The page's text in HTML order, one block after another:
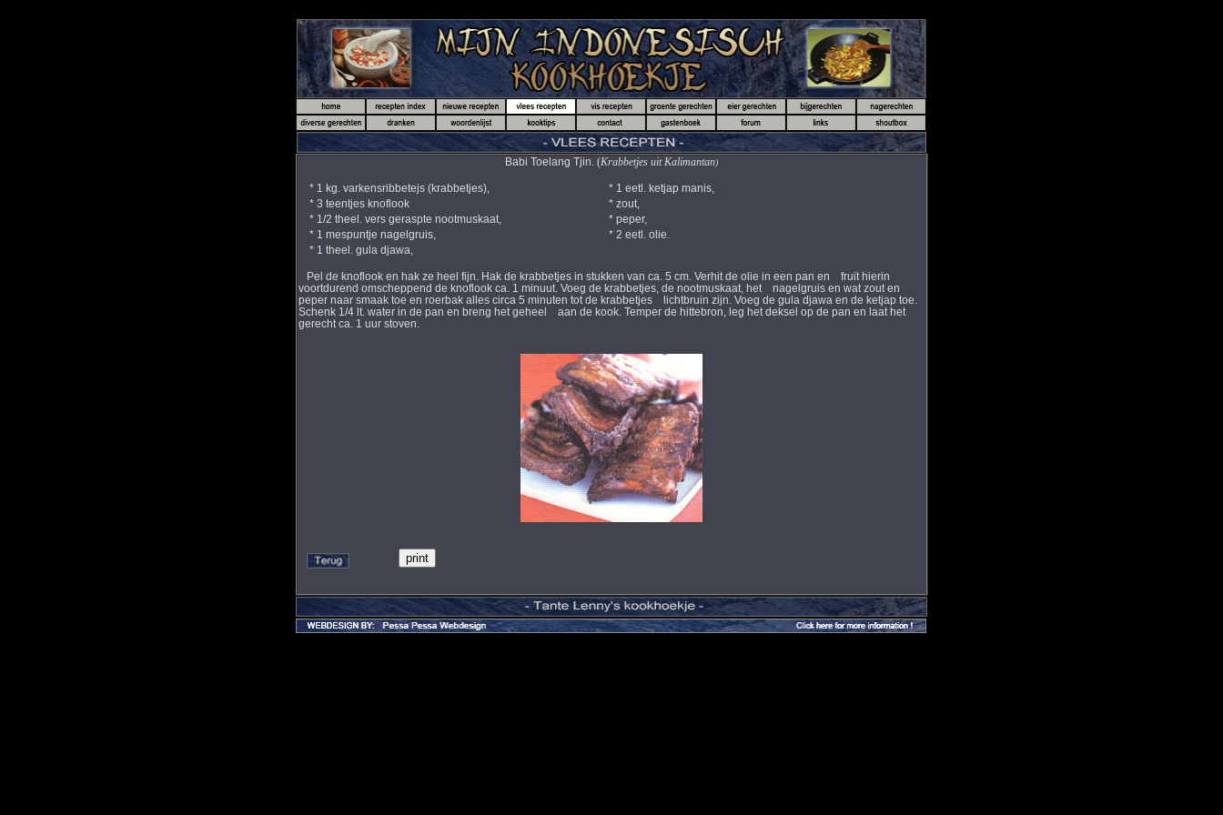
Babi Toelang Tjin. (Krabbetjes uit Kalimantan)
* 1 kg. varkensribbetejs (krabbetjes),
* 1 eetl. ketjap manis,
* 3 teentjes knoflook
* zout,
* 1/2 theel. vers geraspte nootmuskaat,
* peper,
* 1 mespuntje nagelgruis,
* 2 eetl. olie.
* 1 theel. gula djawa,
Pel de knoflook en hak ze heel fijn. Hak de krabbetjes in stukken van ca. 5 cm. Verhit de olie in een pan en fruit hierin
voortdurend omscheppend de knoflook ca. 1 minuut. Voeg de krabbetjes, de nootmuskaat, het nagelgruis en wat zout en
peper naar smaak toe en roerbak alles circa 5 minuten tot de krabbetjes lichtbruin zijn. Voeg de gula djawa en de ketjap toe.
Schenk 1/4 lt. water in de pan en breng het geheel aan de kook. Temper de hittebron, leg het deksel op de pan en laat het
gerecht ca. 1 uur stoven.